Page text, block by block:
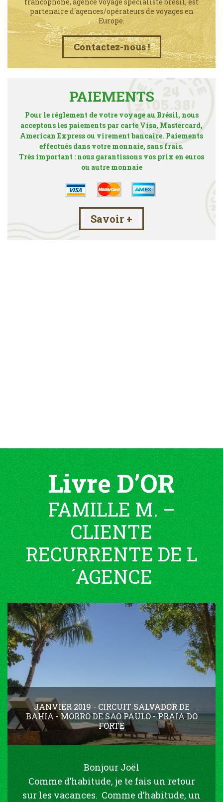
francophone, agence voyage spécialiste brésil, est
partenaire d´agences/opérateurs de voyages en
Europe.
Contactez-nous !
PAIEMENTS
Pour le réglement de votre voyage au Brésil, nous
acceptons les paiements par carte Visa, Mastercard,
American Express ou virement bancaire. Paiements
effectués dans votre monnaie, sans frais.
Très important : nous garantissons vos prix en euros
ou autre monnaie
Savoir +
Livre D’OR
FAMILLE M. –
CLIENTE
RECURRENTE DE L
´AGENCE
JANVIER 2019 - CIRCUIT SALVADOR DE
BAHIA - MORRO DE SAO PAULO - PRAIA DO
FORTE
Bonjour Joël
Comme d’habitude, je te fais un retour
sur les vacances. Comme d’habitude, un